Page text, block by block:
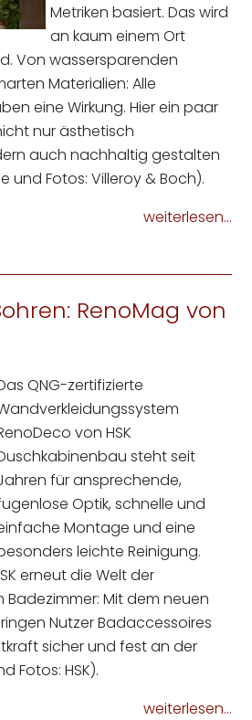
Metriken basiert. Das wird
an kaum einem Ort
Von wassersparenden
Materialien: Alle
eine Wirkung. Hier ein paar
nur ästhetisch
auch nachhaltig gestalten
und Fotos: Villeroy & Boch).
weiterlesen...
RenoMag von
QNG-zertifizierte
von HSK
steht seit
für ansprechende,
Optik, schnelle und
Montage und eine
leichte Reinigung.
erneut die Welt der
Mit dem neuen
Nutzer Badaccessoires
sicher und fest an der
Fotos: HSK).
weiterlesen...